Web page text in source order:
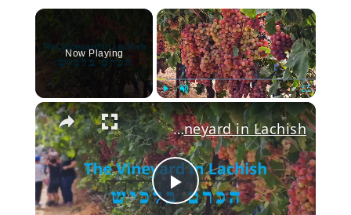
×
Unmute
Now Playing
Play
The vineyard in Lachish